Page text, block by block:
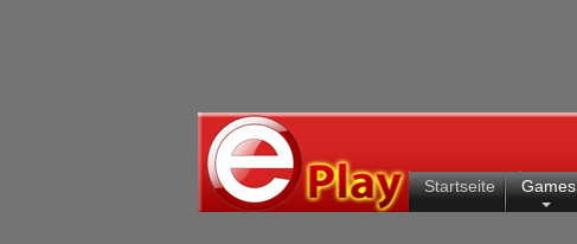
Startseite Games